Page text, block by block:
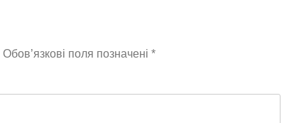
Обов’язкові поля позначені *